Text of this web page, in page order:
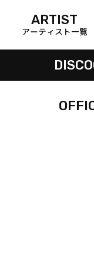
ARTIST
アーティスト一覧